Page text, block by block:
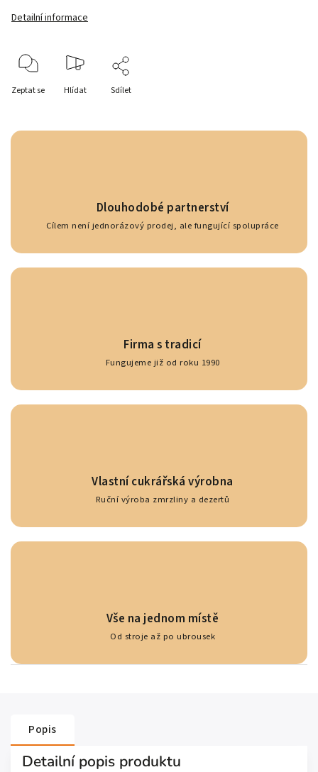
Detailní informace
Zeptat se Hlídat Sdílet
Dlouhodobé partnerství
Cílem není jednorázový prodej, ale fungující spolupráce
Firma s tradicí
Fungujeme již od roku 1990
Vlastní cukrářská výrobna
Ruční výroba zmrzliny a dezertů
Vše na jednom místě
Od stroje až po ubrousek
Popis
Detailní popis produktu